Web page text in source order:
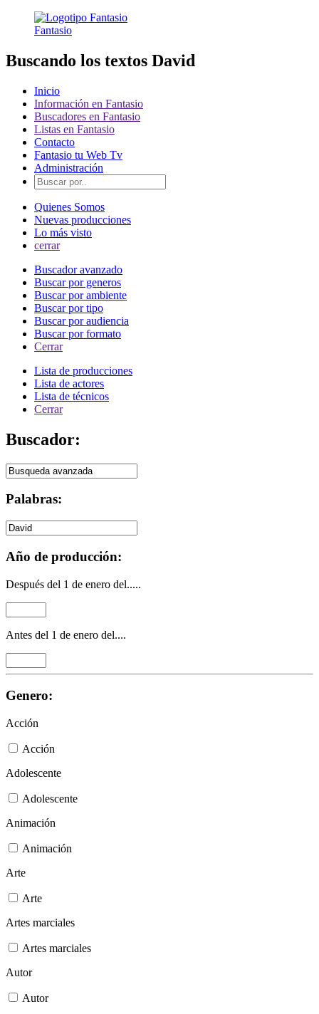
Fantasio
Buscando los textos David
Inicio
Información en Fantasio
Buscadores en Fantasio
Listas en Fantasio
Contacto
Fantasio tu Web Tv
Administración
Quienes Somos
Nuevas producciones
Lo más visto
cerrar
Buscador avanzado
Buscar por generos
Buscar por ambiente
Buscar por tipo
Buscar por audiencia
Buscar por formato
Cerrar
Lista de producciones
Lista de actores
Lista de técnicos
Cerrar
Buscador:
Palabras:
Año de producción:
Después del 1 de enero del.....
Antes del 1 de enero del....
Genero:
Acción
Acción
Adolescente
Adolescente
Animación
Animación
Arte
Arte
Artes marciales
Artes marciales
Autor
Autor